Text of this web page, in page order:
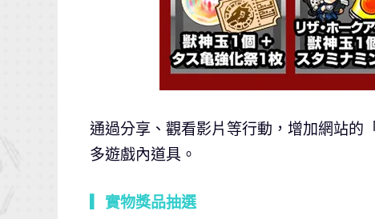
通過分享、觀看影片等行動，增加網站的
多遊戲內道具。
▎實物獎品抽選